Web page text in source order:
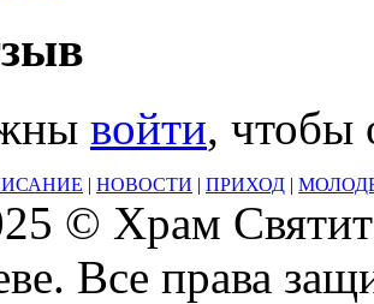
войти, чтобы
| НОВОСТИ | ПРИХОД |
© Храм
Все права